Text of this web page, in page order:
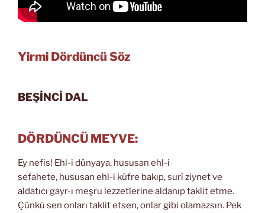
Yirmi Dördüncü Söz
BEŞİNCİ DAL
DÖRDÜNCÜ MEYVE:
Ey nefis! Ehl-i dünyaya, hususan ehl-i
sefahete, hususan ehl-i küfre bakıp, surî ziynet ve
aldatıcı gayr-ı meşru lezzetlerine aldanıp taklit etme.
Çünkü sen onları taklit etsen, onlar gibi olamazsın. Pek